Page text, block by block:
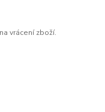
vrácení zboží.